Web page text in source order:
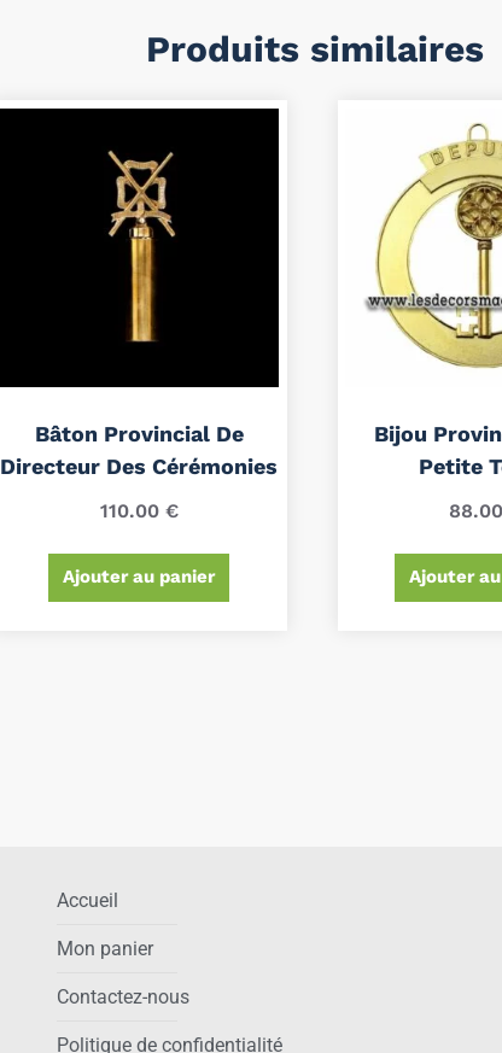
Produits similaires
Bâton Provincial De
Directeur Des Cérémonies
110.00 €
Ajouter au panier
Bijou
Petite
88.00
Ajouter
Accueil
Mon panier
Contactez-nous
Politique de confidentialité